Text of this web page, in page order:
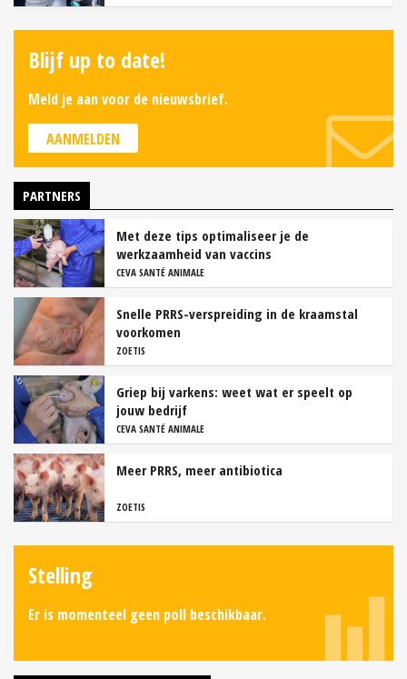
Blijf up to date!
Meld je aan voor de nieuwsbrief.
AANMELDEN
PARTNERS
Met deze tips optimaliseer je de
werkzaamheid van vaccins
CEVA SANTÉ ANIMALE
Snelle PRRS-verspreiding in de kraamstal
voorkomen
ZOETIS
Griep bij varkens: weet wat er speelt op
jouw bedrijf
CEVA SANTÉ ANIMALE
Meer PRRS, meer antibiotica
ZOETIS
Stelling
Er is momenteel geen poll beschikbaar.